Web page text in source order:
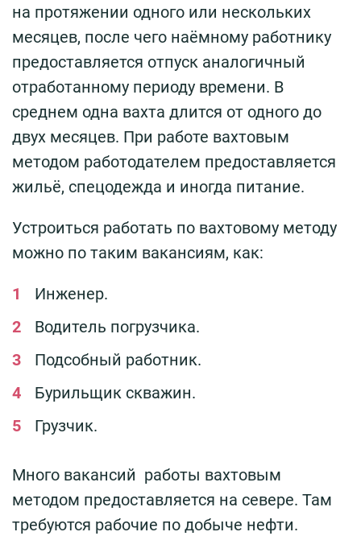
на протяжении одного или нескольких
месяцев, после чего наёмному работнику
предоставляется отпуск аналогичный
отработанному периоду времени. В
среднем одна вахта длится от одного до
двух месяцев. При работе вахтовым
методом работодателем предоставляется
жильё, спецодежда и иногда питание.
Устроиться работать по вахтовому методу
можно по таким вакансиям, как:
Инженер.
Водитель погрузчика.
Подсобный работник.
Бурильщик скважин.
Грузчик.
Много вакансий работы вахтовым
методом предоставляется на севере. Там
требуются рабочие по добыче нефти.